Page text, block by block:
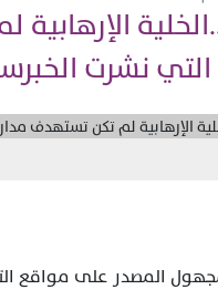
التي نشرت
المصدر على مواقع